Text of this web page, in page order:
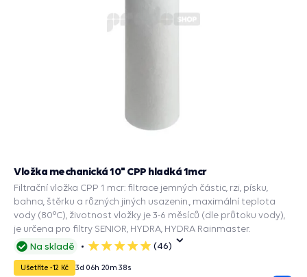
Na skladě
5
(46)
Vložka mechanická 10" CPP hladká 1mcr
Filtrační vložka CPP 1 mcr: filtrace jemných částic, rzi, písku,
bahna, štěrku a různých jiných usazenin., maximální teplota
vody (80°C), životnost vložky je 3-6 měsíců (dle průtoku vody),
je určena pro filtry SENIOR, HYDRA, HYDRA Rainmaster.
Ušetříte -12 Kč 3d 06h 20m 37s